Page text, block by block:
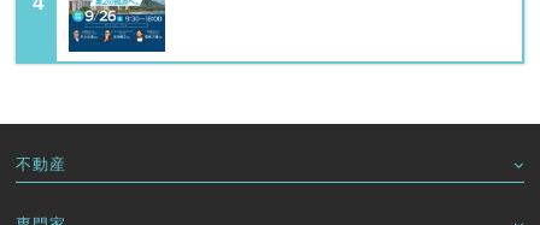
不動産